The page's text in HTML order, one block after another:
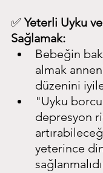
✅ Yeterli Uyku
Sağlamak:
Bebeğin
almak
düzenini
"Uyku
depresyon
yeterince